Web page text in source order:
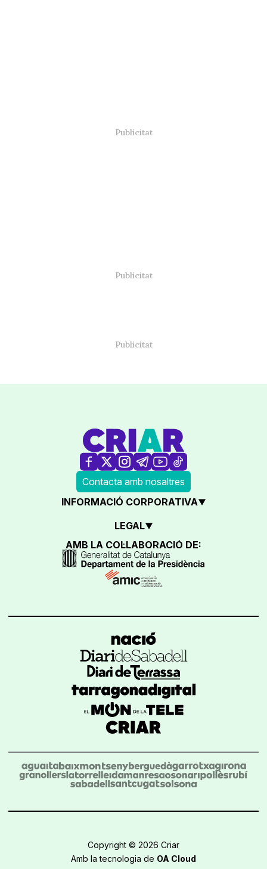
Contacta amb nosaltres
INFORMACIÓ CORPORATIVA
LEGAL
AMB LA COL·LABORACIÓ DE:
Copyright © 2026 Criar
Amb la tecnologia de OA Cloud